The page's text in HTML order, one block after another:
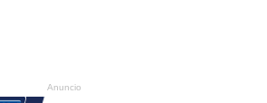
Anuncio